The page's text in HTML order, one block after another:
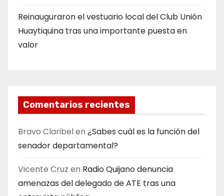
Reinauguraron el vestuario local del Club Unión
Huaytiquina tras una importante puesta en
valor
Comentarios recientes
Bravo Claribelen ¿Sabes cuál es la función del
senador departamental?
Vicente Cruz en Radio Quijano denuncia
amenazas del delegado de ATE tras una